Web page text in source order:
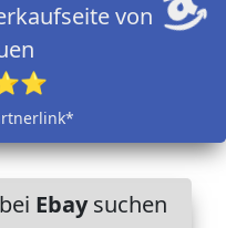
von
Ebaysuchen